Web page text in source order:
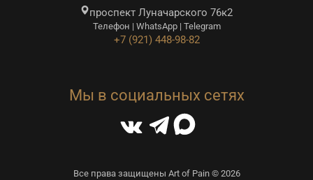
проспект Луначарского 76к2
Телефон | WhatsApp | Telegram
+7 (921) 448-98-82
Мы в социальных сетях
Все права защищены Art of Pain © 2026